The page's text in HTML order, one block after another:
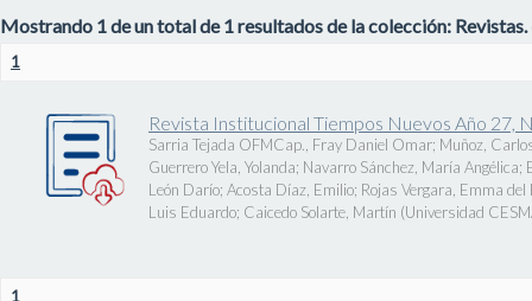
Mostrando 1 de un total de 1 resultados de la colección: Revistas.
1
Revista Institucional Tiempos Nuevos Año 27,
Sarria Tejada OFMCap., Fray Daniel Omar; Muñoz,
Guerrero Yela, Yolanda; Navarro Sánchez, María Angélica;
León Darío; Acosta Díaz, Emilio; Rojas Vergara, Emma del
Luis Eduardo; Caicedo Solarte, Martín (Universidad
1